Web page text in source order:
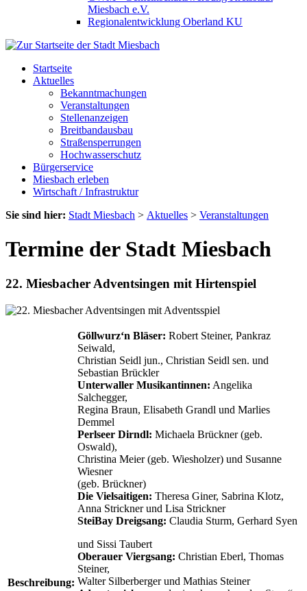
Miesbach e.V.
Regionalentwicklung Oberland KU
Startseite
Aktuelles
Bekanntmachungen
Veranstaltungen
Stellenanzeigen
Breitbandausbau
Straßensperrungen
Hochwasserschutz
Bürgerservice
Miesbach erleben
Wirtschaft / Infrastruktur
Sie sind hier: Stadt Miesbach > Aktuelles > Veranstaltungen
Termine der Stadt Miesbach
22. Miesbacher Adventsingen mit Hirtenspiel
Beschreibung:
Göllwurz‘n Bläser: Robert Steiner, Pankraz
Seiwald,
Christian Seidl jun., Christian Seidl sen. und
Sebastian Brückler
Unterwaller Musikantinnen: Angelika
Salchegger,
Regina Braun, Elisabeth Grandl und Marlies
Demmel
Perlseer Dirndl: Michaela Brückner (geb.
Oswald),
Christina Meier (geb. Wiesholzer) und Susanne
Wiesner
(geb. Brückner)
Die Vielsaitigen: Theresa Giner, Sabrina Klotz,
Anna Strickner und Lisa Strickner
SteiBay Dreigsang: Claudia Sturm, Gerhard Syen
und Sissi Taubert
Oberauer Viergsang: Christian Eberl, Thomas
Steiner,
Walter Silberberger und Mathias Steiner